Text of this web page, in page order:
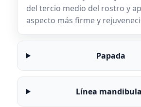
del tercio medio del rostro y
aspecto más firme y
Papada
Línea